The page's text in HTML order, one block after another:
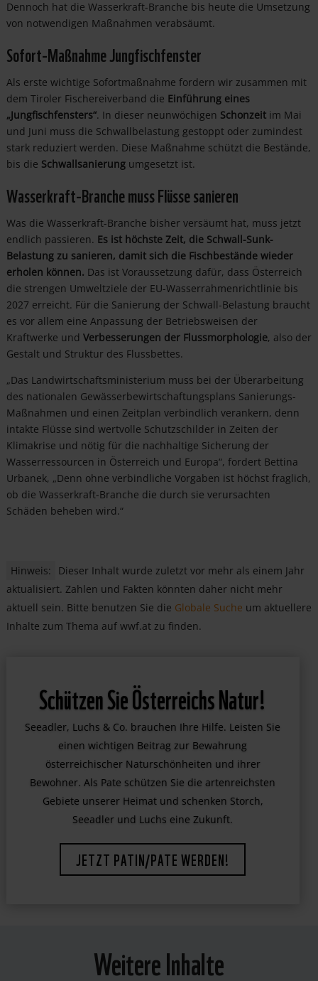
Dennoch hat die Wasserkraft-Branche bis heute die Umsetzung
von notwendigen Maßnahmen verabsäumt.
Sofort-Maßnahme Jungfischfenster
Als erste wichtige Sofortmaßnahme fordern wir zusammen mit
dem Tiroler Fischereiverband die Einführung eines
„Jungfischfensters“. In dieser neunwöchigen Schonzeit im Mai
und Juni muss die Schwallbelastung gestoppt oder zumindest
stark reduziert werden. Diese Maßnahme schützt die Bestände,
bis die Schwallsanierungumgesetzt ist.
Wasserkraft-Branche muss Flüsse sanieren
Was die Wasserkraft-Branche bisher versäumt hat, muss jetzt
endlich passieren. Es ist höchste Zeit, die Schwall-Sunk-
Belastung zu sanieren, damit sich die Fischbestände wieder
erholen können. Das ist Voraussetzung dafür, dass Österreich
die strengen Umweltziele der EU-Wasserrahmenrichtlinie bis
2027 erreicht. Für die Sanierung der Schwall-Belastung braucht
es vor allem eine Anpassung der Betriebsweisen der
Kraftwerke und Verbesserungen der Flussmorphologie, also der
Gestalt und Struktur des Flussbettes.
„Das Landwirtschaftsministerium muss bei der Überarbeitung
des nationalen Gewässerbewirtschaftungsplans Sanierungs-
Maßnahmen und einen Zeitplan verbindlich verankern, denn
intakte Flüsse sind wertvolle Schutzschilder in Zeiten der
Klimakrise und nötig für die nachhaltige Sicherung der
Wasserressourcen in Österreich und Europa“, fordert Bettina
Urbanek, „Denn ohne verbindliche Vorgaben ist höchst fraglich,
ob die Wasserkraft-Branche die durch sie verursachten
Schäden beheben wird.“
Hinweis:
Dieser Inhalt wurde zuletzt vor mehr als einem Jahr
aktualisiert. Zahlen und Fakten könnten daher nicht mehr
aktuell sein. Bitte benutzen Sie die Globale Suche um aktuellere
Inhalte zum Thema auf wwf.at zu finden.
Schützen Sie Österreichs Natur!
Seeadler, Luchs & Co. brauchen Ihre Hilfe. Leisten Sie
einen wichtigen Beitrag zur Bewahrung
österreichischer Naturschönheiten und ihrer
Bewohner. Als Pate schützen Sie die artenreichsten
Gebiete unserer Heimat und schenken Storch,
Seeadler und Luchs eine Zukunft.
JETZT PATIN/PATE WERDEN!
Weitere Inhalte